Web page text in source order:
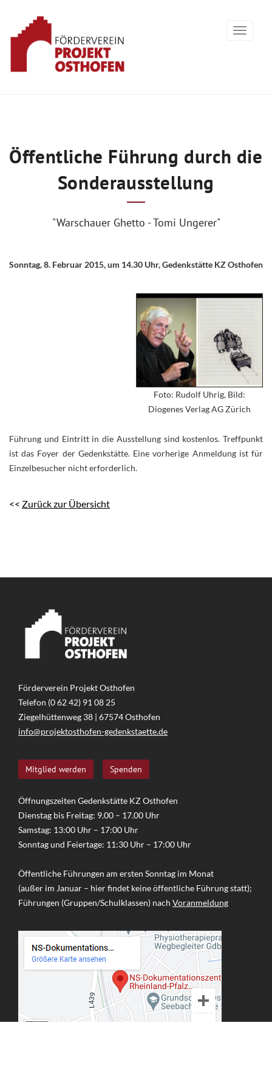
Öffentliche Führung durch die
Sonderausstellung
"Warschauer Ghetto - Tomi Ungerer"
Sonntag, 8. Februar 2015, um 14.30 Uhr, Gedenkstätte KZ Osthofen
Foto: Rudolf Uhrig, Bild:
Diogenes Verlag AG Zürich
Führung und Eintritt in die Ausstellung sind kostenlos. Treffpunkt
ist das Foyer der Gedenkstätte. Eine vorherige Anmeldung ist für
Einzelbesucher nicht erforderlich.
<< Zurück zur Übersicht
Förderverein Projekt Osthofen
Telefon (0 62 42) 91 08 25
Ziegelhüttenweg 38 | 67574 Osthofen
info@projektosthofen-gedenkstaette.de
Mitglied werden Spenden
Öffnungszeiten Gedenkstätte KZ Osthofen
Dienstag bis Freitag: 9.00 – 17.00 Uhr
Samstag: 13:00 Uhr – 17:00 Uhr
Sonntag und Feiertage: 11:30 Uhr – 17:00 Uhr
Öffentliche Führungen am ersten Sonntag im Monat
(außer im Januar – hier findet keine öffentliche Führung statt);
Führungen (Gruppen/Schulklassen) nach Voranmeldung